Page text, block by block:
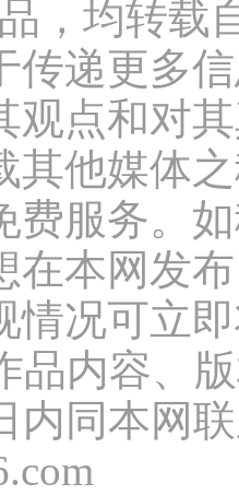
，均转载
传递更多
观点和对
其他媒体
费服务。
在本网发
情况可立
内容、
内同本网